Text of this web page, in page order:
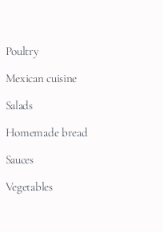
Poultry
Mexican cuisine
Salads
Homemade bread
Sauces
Vegetables